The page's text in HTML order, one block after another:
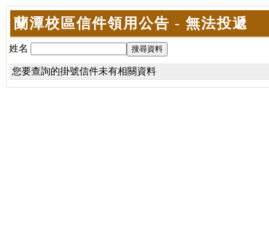
蘭潭校區信件領用公告 - 無法投遞
姓名
您要查詢的掛號信件未有相關資料